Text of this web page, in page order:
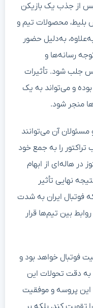
از جذب یک بازیکن
بلیط، محصولات تیم و
به‌دلیل حضور
رسانه‌ها و
جلب شود. تأثیرات
و می‌تواند به یک
منجر شود.
مسئولان آن می‌توانند
را به جمع خود
در هاله‌ای از ابهام
نهایی تأثیر
فوتبال ایران به شدت
بین تیم‌ها قرار
فوتبال خواهد بود و
به دقت تحولات این
این پروسه و موفقیت